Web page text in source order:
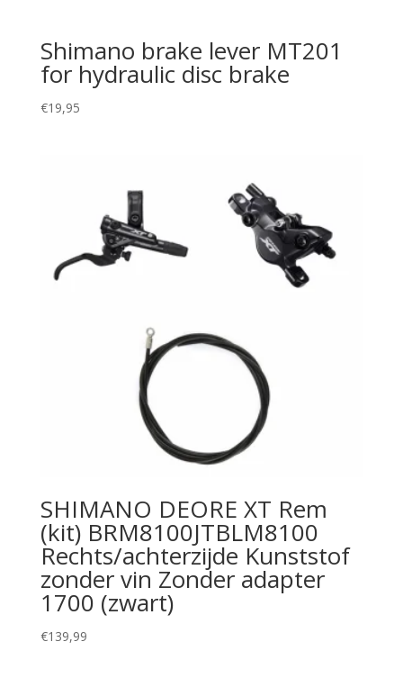
Shimano brake lever MT201
for hydraulic disc brake
€19,95
SHIMANO DEORE XT Rem
(kit) BRM8100JTBLM8100
Rechts/achterzijde Kunststof
zonder vin Zonder adapter
1700 (zwart)
€139,99